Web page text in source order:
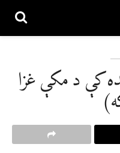
کې د مکې غزا